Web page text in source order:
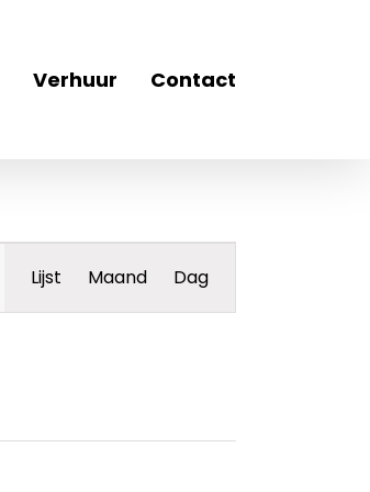
Verhuur Contact
weergaven
navigatie
Lijst Maand Dag